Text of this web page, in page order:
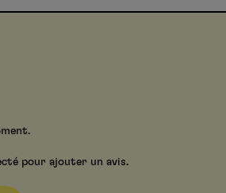
pour ajouter un avis.